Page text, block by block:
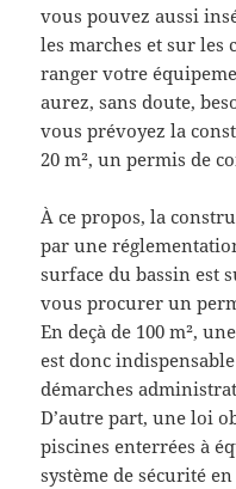
vous pouvez aussi
les marches et sur les
ranger votre
aurez, sans doute,
vous prévoyez la
20 m², un permis de
À ce propos, la
par une
surface du bassin est
vous procurer un
En deçà de 100 m²,
est donc
démarches
D’autre part, une loi
piscines enterrées à
système de sécurité